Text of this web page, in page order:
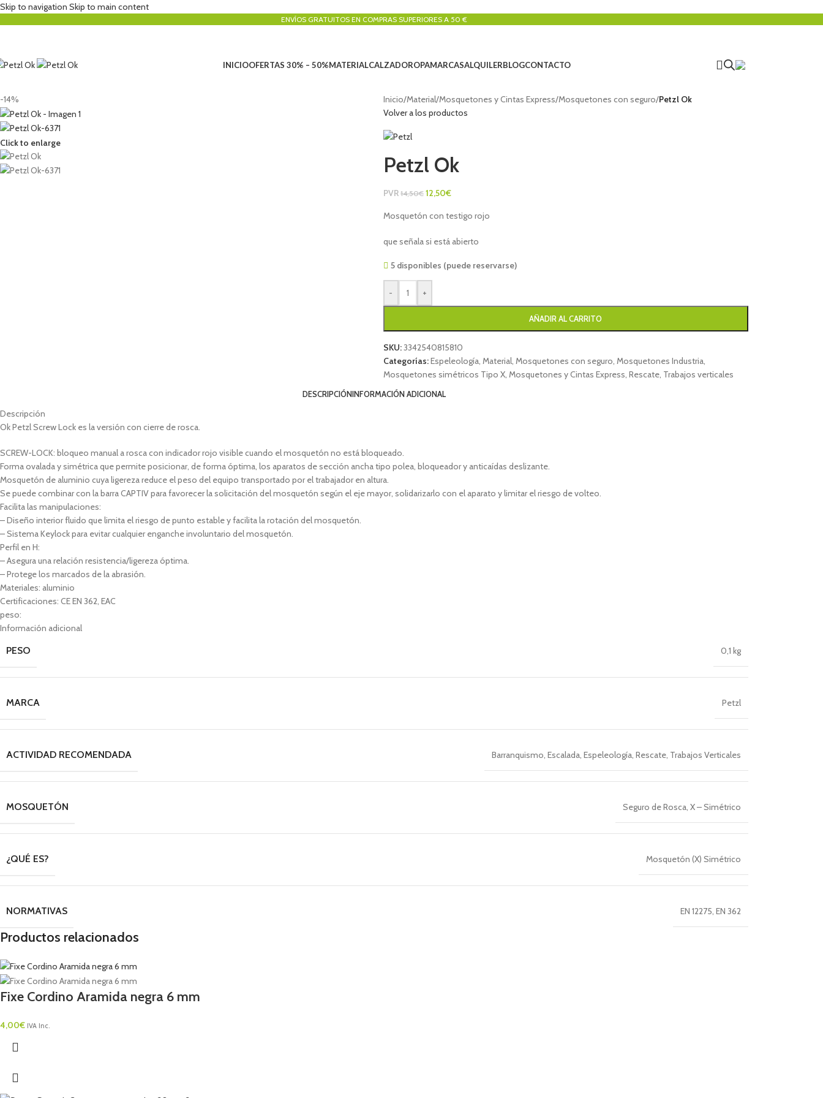
Skip to navigation Skip to main content
ENVÍOS GRATUITOS EN COMPRAS SUPERIORES A 50 €
INICIOOFERTAS 30% – 50%MATERIALCALZADOROPAMARCASALQUILERBLOGCONTACTO
-14%
Click to enlarge
Inicio/Material/Mosquetones y Cintas Express/Mosquetones con seguro/Petzl Ok
Volver a los productos
Petzl Ok
PVR 14,50€ 12,50€
Mosquetón con testigo rojo
que señala si está abierto
5 disponibles (puede reservarse)
- +
AÑADIR AL CARRITO
SKU:3342540815810
Categorías:Espeleología, Material, Mosquetones con seguro Mosquetones Industria,
Mosquetones simétricos Tipo X, Mosquetones y Cintas Express Rescate, Trabajos verticales
DESCRIPCIÓNINFORMACIÓN ADICIONAL
Descripción
Ok Petzl Screw Lock es la versión con cierre de rosca.
SCREW-LOCK: bloqueo manual a rosca con indicador rojo visible cuando el mosquetón no está bloqueado.
Forma ovalada y simétrica que permite posicionar, de forma óptima, los aparatos de sección ancha tipo polea, bloqueador y anticaídas deslizante.
Mosquetón de aluminio cuya ligereza reduce el peso del equipo transportado por el trabajador en altura.
Se puede combinar con la barra CAPTIV para favorecer la solicitación del mosquetón según el eje mayor, solidarizarlo con el aparato y limitar el riesgo de volteo.
Facilita las manipulaciones:
– Diseño interior fluido que limita el riesgo de punto estable y facilita la rotación del mosquetón.
– Sistema Keylock para evitar cualquier enganche involuntario del mosquetón.
Perfil en H:
– Asegura una relación resistencia/ligereza óptima.
– Protege los marcados de la abrasión.
Materiales: aluminio
Certificaciones: CE EN 362, EAC
peso:
Información adicional
PESO 0,1 kg
MARCA Petzl
ACTIVIDAD RECOMENDADA Barranquismo Escalada Espeleología Rescate Trabajos Verticales
MOSQUETÓN Seguro de Rosca X – Simétrico
¿QUÉ ES? Mosquetón (X) Simétrico
NORMATIVAS EN 12275 EN 362
Productos relacionados
Fixe Cordino Aramida negra 6 mm
4,00€ IVA Inc.